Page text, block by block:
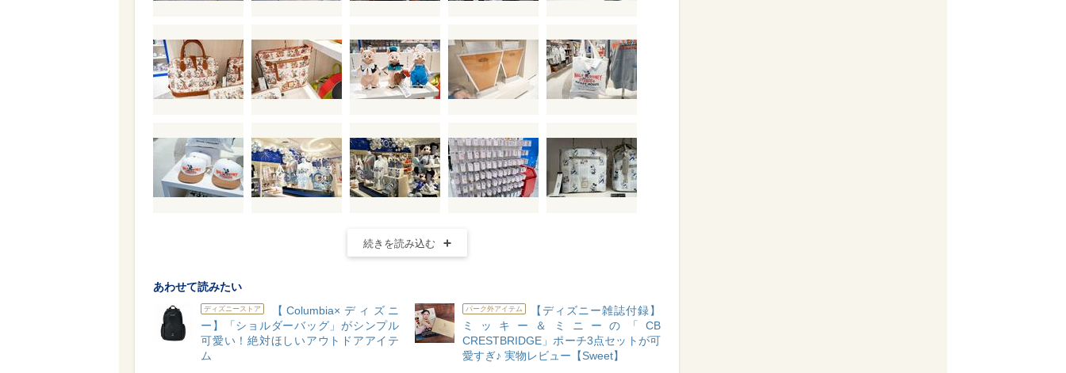
続きを読み込む
あわせて読みたい
ディズニーストア
【Columbia×ディズニ
ー】「ショルダーバッグ」がシンプル
可愛い！絶対ほしいアウトドアアイテ
ム
パーク外アイテム
【ディズニー雑誌付録】
ミッキー＆ミニーの「CB
CRESTBRIDGE」ポーチ3点セットが可
愛すぎ♪ 実物レビュー【Sweet】